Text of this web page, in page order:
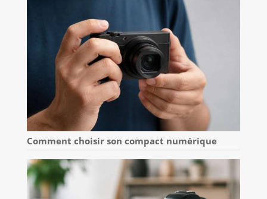
Comment choisir son compact numérique